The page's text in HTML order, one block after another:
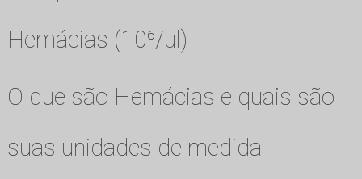
Hemácias (10⁶/µl)
O que são Hemácias e quais são
suas unidades de medida